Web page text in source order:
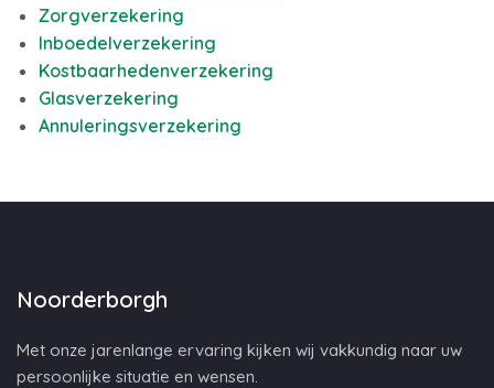
Zorgverzekering
Inboedelverzekering
Kostbaarhedenverzekering
Glasverzekering
Annuleringsverzekering
Noorderborgh
Met onze jarenlange ervaring kijken wij vakkundig naar uw
persoonlijke situatie en wensen.